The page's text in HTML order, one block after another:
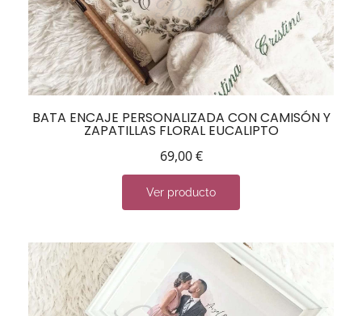
BATA ENCAJE PERSONALIZADA CON CAMISÓN Y
ZAPATILLAS FLORAL EUCALIPTO
69,00€
Ver producto